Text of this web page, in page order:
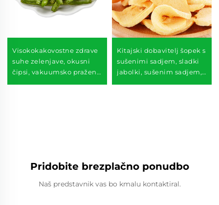
Visokokakovostne zdrave
suhe zelenjave, okusni
čipsi, vakuumsko pražene
Kitajski dobavitelj šopek s
sušenimi sadjem, sladki
jabolki, sušenim sadjem,
Pridobite brezplačno ponudbo
Naš predstavnik vas bo kmalu kontaktiral.